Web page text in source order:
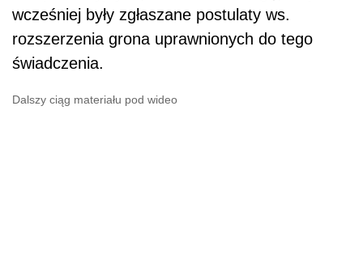
wcześniej były zgłaszane postulaty ws.
rozszerzenia grona uprawnionych do tego
świadczenia.
Dalszy ciąg materiału pod wideo